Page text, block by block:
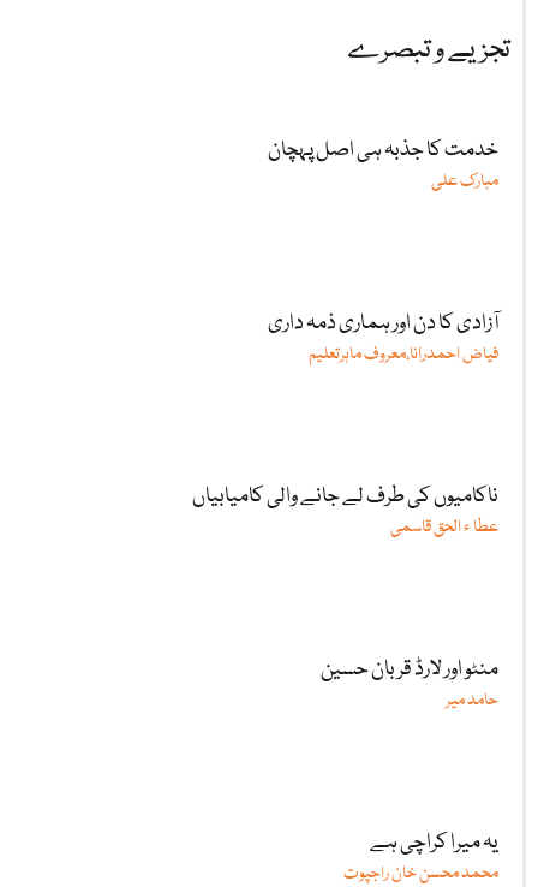
تجزیے و تبصرے
خدمت کا جذبہ ہی اصل پہچان
مبارک علی
آزادی کا دن اور ہماری ذمہ داری
فیاض احمدرانا،معروف ماہرتعلیم
ناکامیوں کی طرف لے جانے والی کامیابیاں
عطا ء الحق قاسمی
منٹو اور لارڈ قربان حسین
حامد میر
یہ میرا کراچی ہے
محمد محسن خان راجپوت